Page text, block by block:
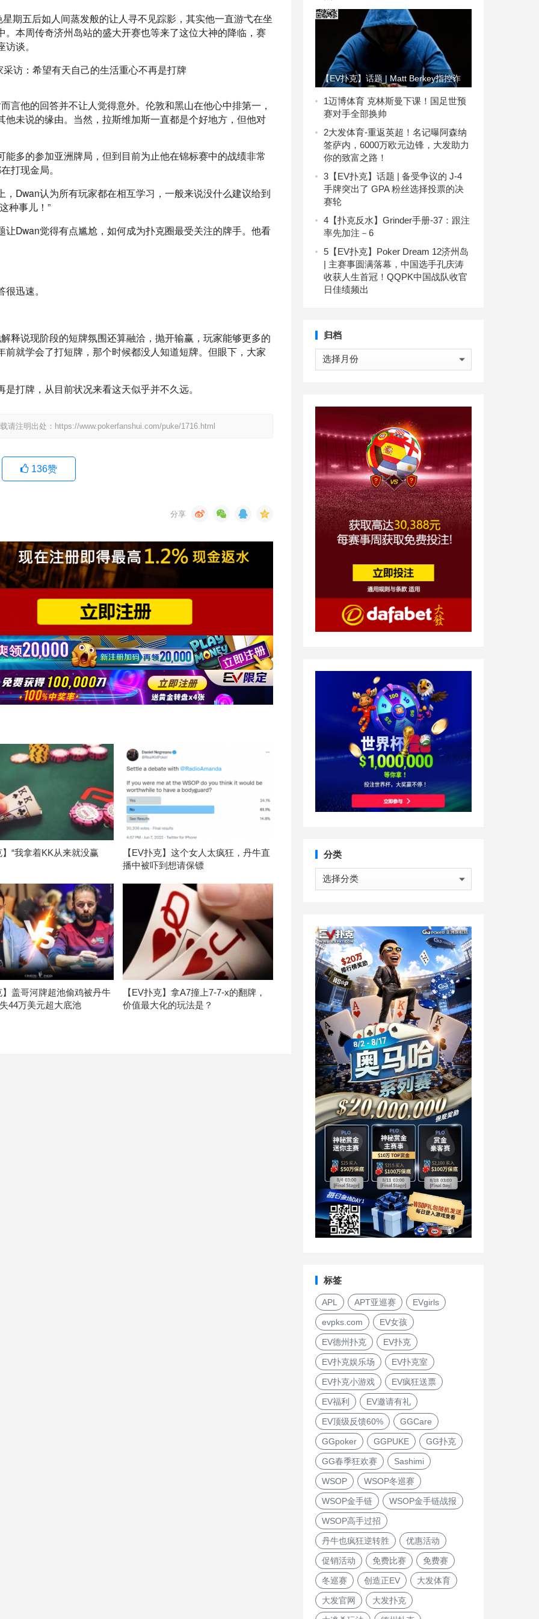
期五后如人间蒸发般的让人寻不见踪影，其实他一直游弋在坐
本周传奇济州岛站的盛大开赛也等来了这位大神的降临，赛
谈。
言他的回答并不让人觉得意外。伦敦和黑山在他心中排第一，
未说的缘由。当然，拉斯维加斯一直都是个好地方，但他对
多的参加亚洲牌局，但到目前为止他在锦标赛中的战绩非常
打现金局。
Dwan认为所有玩家都在相互学习，一般来说没什么建议给到
种事儿！”
Dwan觉得有点尴尬，如何成为扑克圈最受关注的牌手。他看
迅速。
释说现阶段的短牌氛围还算融洽，抛开输赢，玩家能够更多的
就学会了打短牌，那个时候都没人知道短牌。但眼下，大家
打牌，从目前状况来看这天似乎并不久远。
请注明出处：https://www.pokerfanshui.com/puke/1716.html
136赞
“我拿着KK从来就没赢
【EV扑克】这个女人太疯狂，丹牛直
播中被吓到想请保镖
】盖哥河牌超池偷鸡被丹牛
44万美元超大底池
【EV扑克】拿A7撞上7-7-x的翻牌，
价值最大化的玩法是？
【EV扑克】话题 | Matt Berkey指控诈
骗团伙利用新技术窃取数百万美元
1迈博体育 克林斯曼下课！国足世预
赛对手全部换帅
2大发体育-重返英超！名记曝阿森纳
签萨内，6000万欧元边锋，大发助力
你的致富之路！
3 【EV扑克】话题 | 备受争议的 J-4
手牌突出了 GPA 粉丝选择投票的决
赛轮
4 【扑克反水】Grinder手册-37：跟注
率先加注－6
5 【EV扑克】Poker Dream 12济州岛
| 主赛事圆满落幕，中国选手孔庆涛
收获人生首冠！QQPK中国战队收官
日佳绩频出
归档
归
分类
分
类
标签
APL APT亚巡赛 EVgirls
evpks.com EV女孩
EV德州扑克 EV扑克
EV扑克娱乐场 EV扑克室
EV扑克小游戏 EV疯狂送票
EV福利 EV邀请有礼
EV顶级反馈60% GGCare
GGpoker GGPUKE GG扑克
GG春季狂欢赛 Sashimi
WSOP WSOP冬巡赛
WSOP金手链 WSOP金手链战报
WSOP高手过招
丹牛也疯狂逆转胜 优惠活动
促销活动 免费比赛 免费赛
冬巡赛 创造正EV 大发体育
大发官网 大发扑克